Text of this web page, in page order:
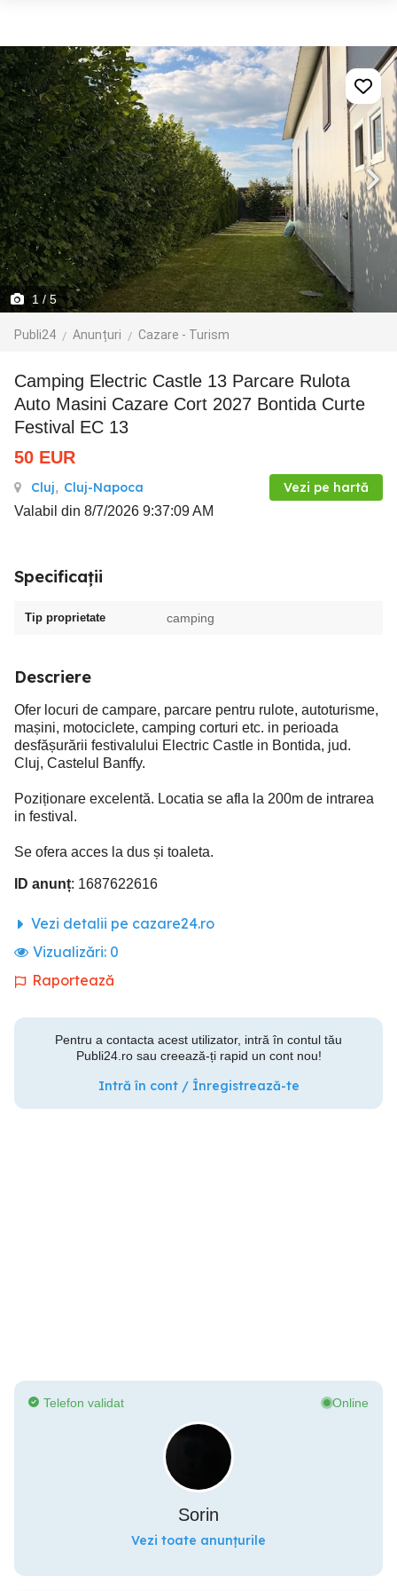
1 / 5
Publi24 Anunțuri Cazare - Turism
Camping Electric Castle 13 Parcare Rulota
Auto Masini Cazare Cort 2027 Bontida Curte
Festival EC 13
50 EUR
Cluj, Cluj-Napoca Vezi pe hartă
Valabil din 8/7/2026 9:37:09 AM
Specificații
Tip proprietate camping
Descriere
Ofer locuri de campare, parcare pentru rulote, autoturisme,
mașini, motociclete, camping corturi etc. in perioada
desfășurării festivalului Electric Castle in Bontida, jud.
Cluj, Castelul Banffy.
Poziționare excelentă. Locatia se afla la 200m de intrarea
in festival.
Se ofera acces la dus și toaleta.
ID anunț: 1687622616
Vezi detalii pe cazare24.ro
Vizualizări: 0
Raportează
Pentru a contacta acest utilizator, intră în contul tău
Publi24.ro sau creează-ți rapid un cont nou!
Intră în cont / Înregistrează-te
Telefon validat Online
Sorin
Vezi toate anunțurile